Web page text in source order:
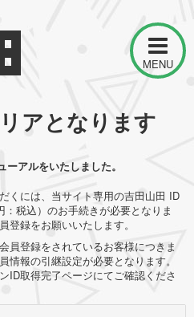
MENU
アとなります
アルをいたしました。
くには、当サイト専用の吉田山田 ID
税込）のお手続きが必要となりま
登録をお願いいたします。
員登録をされているお客様につきま
情報の引継設定が必要となります。
ID取得完了ページにてご確認くださ